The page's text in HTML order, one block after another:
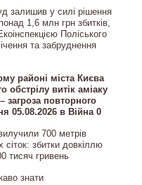
залишив у силі рішення
1,6 млн грн збитків,
Поліського
та забруднення
районі міста Києва
обстрілу витік аміаку
загроза повторного
05.08.2026 в Війна 0
700 метрів
сіток: збитки довкіллю
тисяч гривень
знати